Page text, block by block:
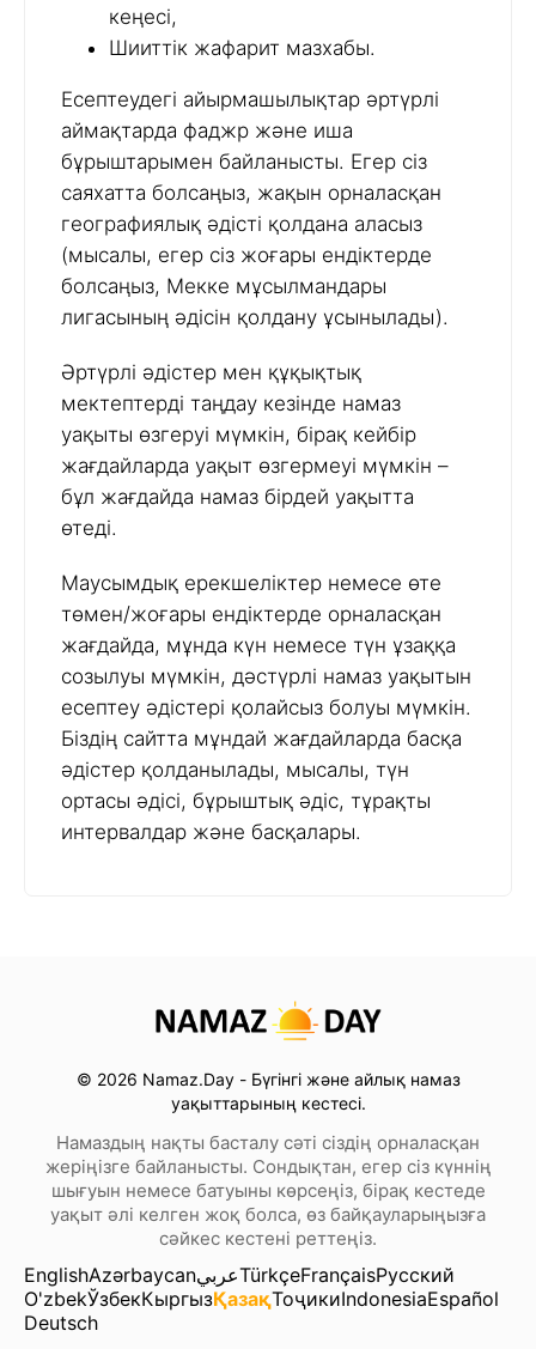
кеңесі,
Шииттік жафарит мазхабы.
Есептеудегі айырмашылықтар әртүрлі
аймақтарда фаджр және иша
бұрыштарымен байланысты. Егер сіз
саяхатта болсаңыз, жақын орналасқан
географиялық әдісті қолдана аласыз
(мысалы, егер сіз жоғары ендіктерде
болсаңыз, Мекке мұсылмандары
лигасының әдісін қолдану ұсынылады).
Әртүрлі әдістер мен құқықтық
мектептерді таңдау кезінде намаз
уақыты өзгеруі мүмкін, бірақ кейбір
жағдайларда уақыт өзгермеуі мүмкін –
бұл жағдайда намаз бірдей уақытта
өтеді.
Маусымдық ерекшеліктер немесе өте
төмен/жоғары ендіктерде орналасқан
жағдайда, мұнда күн немесе түн ұзаққа
созылуы мүмкін, дәстүрлі намаз уақытын
есептеу әдістері қолайсыз болуы мүмкін.
Біздің сайтта мұндай жағдайларда басқа
әдістер қолданылады, мысалы, түн
ортасы әдісі, бұрыштық әдіс, тұрақты
интервалдар және басқалары.
© 2026 Namaz.Day - Бүгінгі және айлық намаз
уақыттарының кестесі.
Намаздың нақты басталу сәті сіздің орналасқан
жеріңізге байланысты. Сондықтан, егер сіз күннің
шығуын немесе батуыны көрсеңіз, бірақ кестеде
уақыт әлі келген жоқ болса, өз байқауларыңызға
сәйкес кестені реттеңіз.
EnglishAzərbaycanعربيTürkçeFrançaisРусский
O'zbekЎзбекКыргызҚазақТоҷикиIndonesiaEspañol
Deutsch